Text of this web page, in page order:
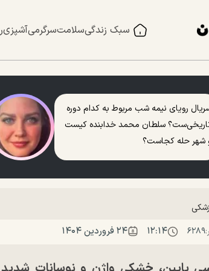
سبک زندگیسلامتسرگرمیآشپزی
رویای نیمه شب مربوط به کدام دوره
سلطان محمد خدابنده کیست
شهر حله کجاست؟
۶۲۸۹ ۱۲:۱۴ ۲۴ فروردين ۱۴۰۴